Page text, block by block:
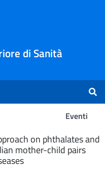
di Sanità
Eventi
on phthalates and
mother-child pairs